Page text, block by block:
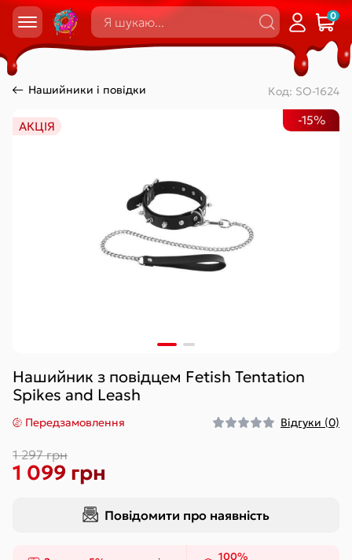
0
Нашийники і повідки Код: SO-1624
АКЦІЯ -15%
Нашийник з повідцем Fetish Tentation
Spikes and Leash
Передзамовлення Відгуки (0)
1 297 грн
1 099 грн
Повідомити про наявність
100%